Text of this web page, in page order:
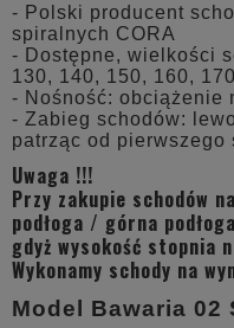
- Polski producent
spiralnych CORA
- Dostępne, wielkości
130, 140, 150, 160,
- Nośność: obciążenie
- Zabieg schodów:
patrząc od pierwszego
Uwaga !!!
Przy zakupie schodów
podłoga / górna
gdyż wysokość stopnia
Wykonamy schody na
Model Bawaria 02